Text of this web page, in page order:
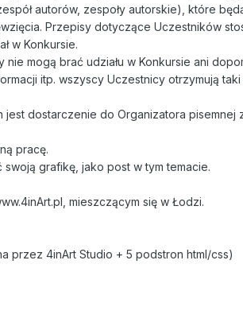
autorów, zespoły autorskie), które
Przepisy dotyczące Uczestników
w Konkursie.
mogą brać udziału w Konkursie ani
itp. wszyscy Uczestnicy otrzymują taki
jest dostarczenie do Organizatora pisemnej
pracę.
grafikę, jako post w tym temacie.
mieszczącym się w Łodzi.
przez 4inArt Studio + 5 podstron html/css)